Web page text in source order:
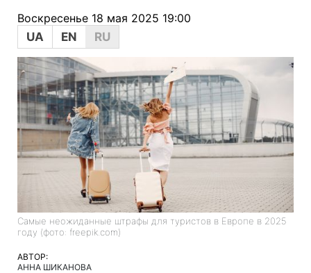
Воскресенье 18 мая 2025 19:00
UA
EN RU
Самые неожиданные штрафы для туристов в Европе в 2025
году (фото: freepik.com)
АВТОР:
АННА ШИКАНОВА